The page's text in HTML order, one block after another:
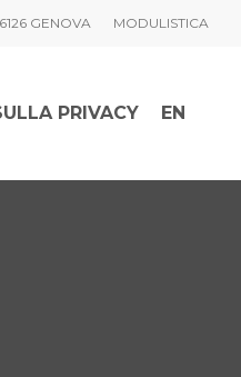
GENOVA MODULISTICA
PRIVACY EN